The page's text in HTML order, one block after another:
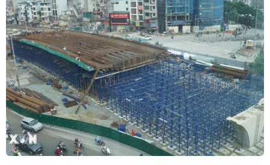
06/08/2026 09:58
Mưa lớn kéo dài gây nhiều thiệt hại
về nhà ở, giao thông tại tỉnh Sơn La
06/08/2026 09:48
Cao điểm "100 ngày chuyển đổi số":